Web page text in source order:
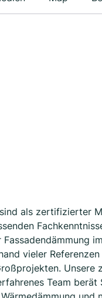
als zertifizierter
vieler
Unsere
Team berät